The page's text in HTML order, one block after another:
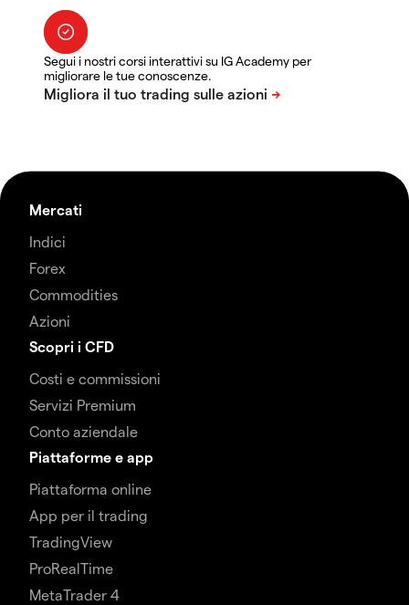
Segui i nostri corsi interattivi su IG Academy per
migliorare le tue conoscenze.
Mercati
Indici
Forex
Commodities
Azioni
Scopri i CFD
Costi e commissioni
Servizi Premium
Conto aziendale
Piattaforme e app
Piattaforma online
App per il trading
TradingView
ProRealTime
MetaTrader 4